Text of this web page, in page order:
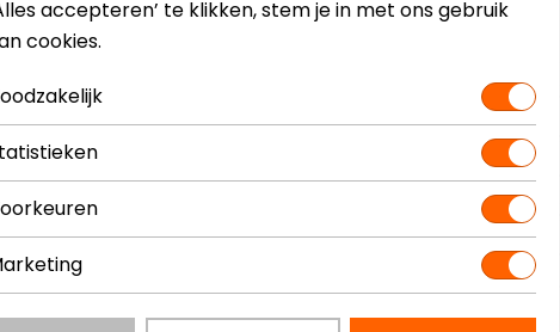
accepteren’ te klikken, stem je in met ons gebruik
cookies.